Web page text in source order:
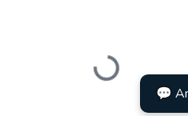
Loading...
💬